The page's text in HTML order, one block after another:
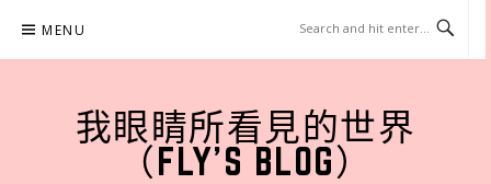
content
MENU
我眼睛所看見的世界
（FLY'S BLOG）